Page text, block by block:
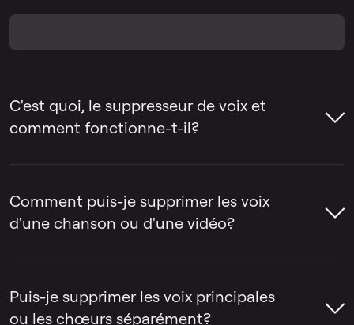
C'est quoi, le suppresseur de voix et
comment fonctionne-t-il?
à supprimer la voix d'une chanson ou à
séparer la voix de l'instrumental. Les gens
pistes pour le remixage, le montage et la
Comment puis-je supprimer les voix
d'une chanson ou d'une vidéo?
être utilisé pour supprimer la voix d'une
chanson ou d'une vidéo en quelques
Puis-je supprimer les voix principales
ou les chœurs séparément?